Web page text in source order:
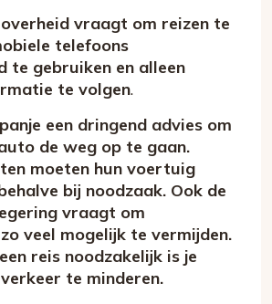
vraagt om reizen te
telefoons
te gebruiken en alleen
te volgen.
een dringend advies om
de weg op te gaan.
moeten hun voertuig
bij noodzaak. Ook de
vraagt om
veel mogelijk te vermijden.
reis noodzakelijk is je
te minderen.